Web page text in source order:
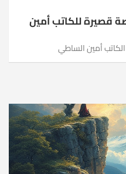
قصيرة للكاتب أمين
الكاتب أمين الساطي